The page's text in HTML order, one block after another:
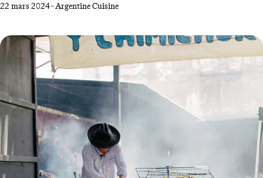
cordillère des Andes, le pays-monde qu’est l’Argentine présente des
Cela n’a pas échappé aux colons espagnols qui, dès leur arrivée au
XVIe siècle, ont cherché le moyen de produire leur indispensable vin de
messe.
22 mars 2024-Argentine Cuisine